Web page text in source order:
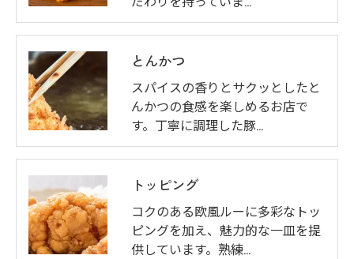
とんかつ
スパイスの香りとサクッとしたと
んかつの食感を楽しめるお店で
す。丁寧に調理した豚…
トッピング
コクのある欧風ルーに多彩なトッ
ピングを加え、魅力的な一皿を提
供しています。熟練…